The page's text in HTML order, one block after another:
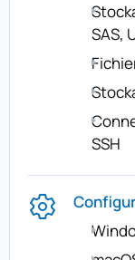
SAS,
SSH